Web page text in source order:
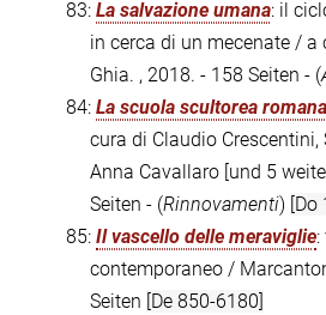
83: La salvazione umana: il
in cerca di un mecenate / a
Ghia. , 2018. - 158 Seiten - (
84: La scuola scultorea
cura di Claudio
Anna Cavallaro [und 5
Seiten - (Rinnovamenti)
85: Il vascello delle meraviglie
contemporaneo /
Seiten [De 850-6180]